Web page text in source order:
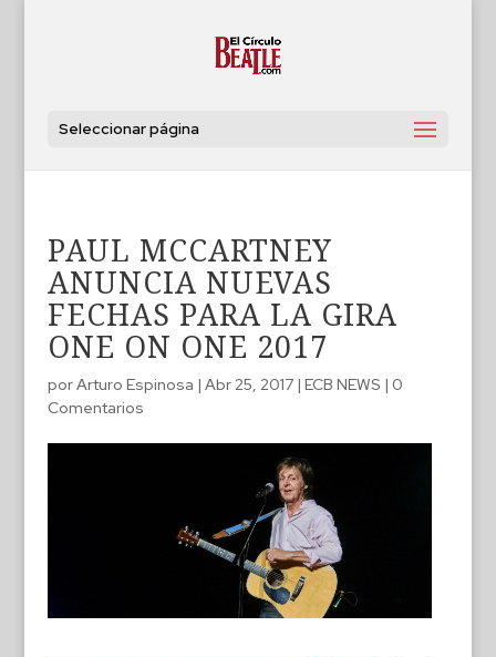
Seleccionar página
PAUL MCCARTNEY
ANUNCIA NUEVAS
FECHAS PARA LA GIRA
ONE ON ONE 2017
porArturo Espinosa | Abr 25, 2017| ECB NEWS | 0
Comentarios